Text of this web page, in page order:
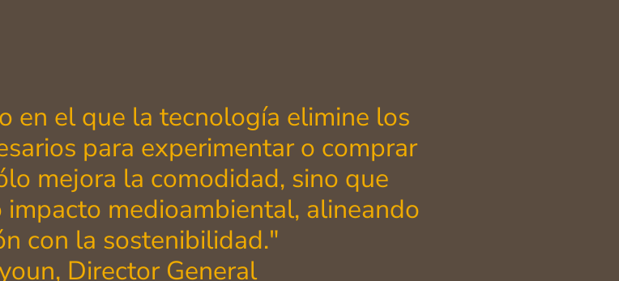
en el que la tecnología elimine los
para experimentar o comprar
mejora la comodidad, sino que
medioambiental, alineando
con la sostenibilidad."
Director General